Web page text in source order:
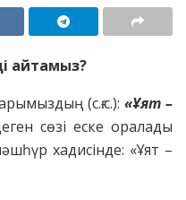
айтамыз?
(с.ғ.с.): «Ұят –
сөзі еске оралады
хадисінде: «Ұят –